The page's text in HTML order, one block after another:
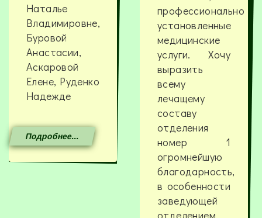
Наталье
Владимировне,
Буровой
Анастасии,
Аскаровой
Елене, Руденко
Надежде
Подробнее...
профессионально
установленные
медицинские
услуги. Хочу
выразить
всему
лечащему
составу
отделения
номер 1
огромнейшую
благодарность,
в особенности
заведующей
отделением